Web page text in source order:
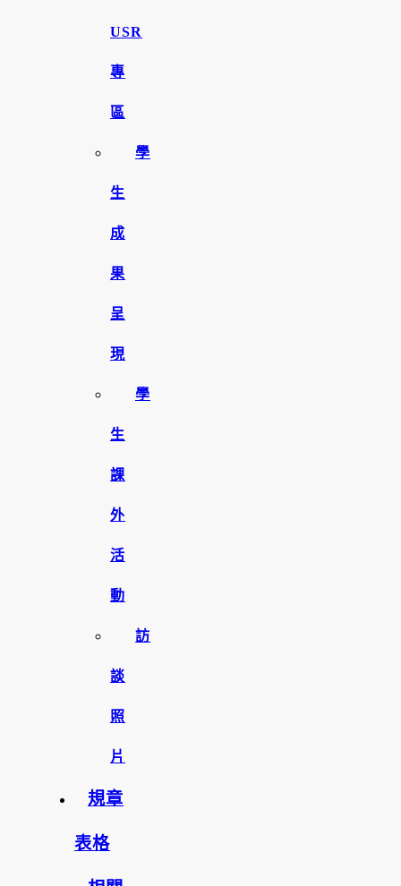
USR
專
區
學
生
成
果
呈
現
學
生
課
外
活
動
訪
談
照
片
規章
表格